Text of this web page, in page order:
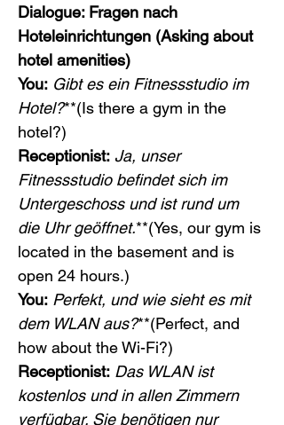
Dialogue: Fragen nach
Hoteleinrichtungen (Asking about
hotel amenities)
You: Gibt es ein Fitnessstudio im
Hotel?**(Is there a gym in the
hotel?)
Receptionist: Ja, unser
Fitnessstudio befindet sich im
Untergeschoss und ist rund um
die Uhr geöffnet.**(Yes, our gym is
located in the basement and is
open 24 hours.)
You: Perfekt, und wie sieht es mit
dem WLAN aus?**(Perfect, and
how about the Wi-Fi?)
Receptionist: Das WLAN ist
kostenlos und in allen Zimmern
verfügbar. Sie benötigen nur